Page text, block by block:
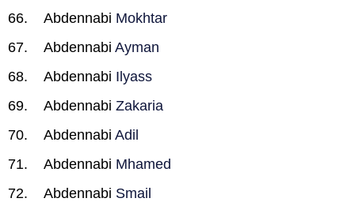
Abdennabi Mokhtar
Abdennabi Ayman
Abdennabi Ilyass
Abdennabi Zakaria
Abdennabi Adil
Abdennabi Mhamed
Abdennabi Smail